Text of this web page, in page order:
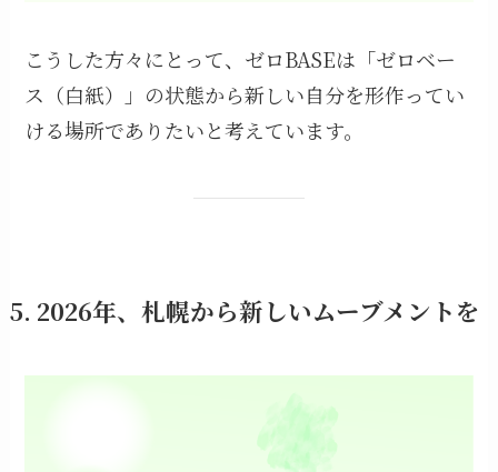
こうした方々にとって、ゼロBASEは「ゼロベー
ス（白紙）」の状態から新しい自分を形作ってい
ける場所でありたいと考えています。
5. 2026年、札幌から新しいムーブメントを